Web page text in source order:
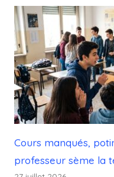
Cours manqués,
professeur sème la